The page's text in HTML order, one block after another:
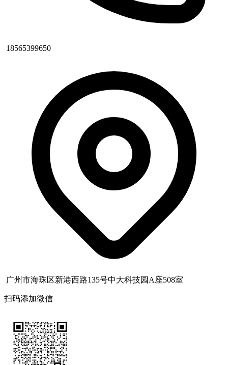
18565399650
广州市海珠区新港西路135号中大科技园A座508室
扫码添加微信